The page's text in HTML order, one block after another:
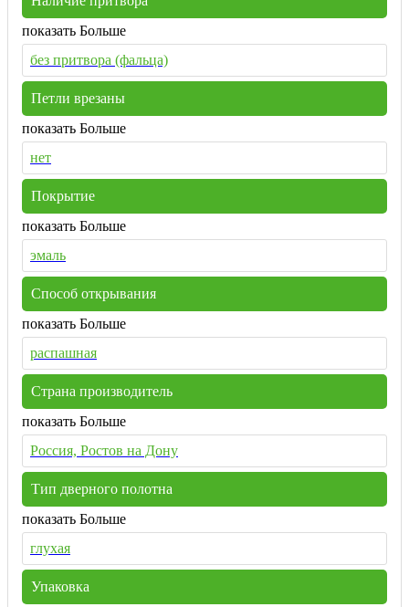
показать Больше
без притвора (фальца)
Петли врезаны
показать Больше
нет
Покрытие
показать Больше
эмаль
Способ открывания
показать Больше
распашная
Страна производитель
показать Больше
Россия, Ростов на Дону
Тип дверного полотна
показать Больше
глухая
Упаковка